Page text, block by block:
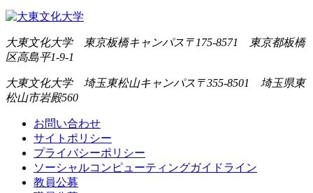
大東文化大学 東京板橋キャンパス 〒175-8571 東京都板橋
区高島平1-9-1
大東文化大学 埼玉東松山キャンパス 〒355-8501 埼玉県東
松山市岩殿560
お問い合わせ
サイトポリシー
プライバシーポリシー
ソーシャルコンピューティングガイドライン
教員公募